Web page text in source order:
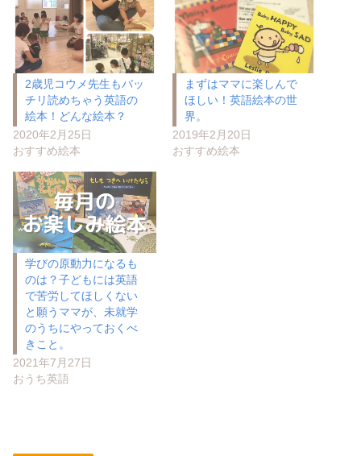
2歳児コウメ先生もバッ
チリ読めちゃう英語の
絵本！どんな絵本？
2020年2月25日
おすすめ絵本
まずはママに楽しんで
ほしい！英語絵本の世
界。
2019年2月20日
おすすめ絵本
学びの原動力になるも
のは？子どもには英語
で苦労してほしくない
と願うママが、未就学
のうちにやっておくべ
きこと。
2021年7月27日
おうち英語